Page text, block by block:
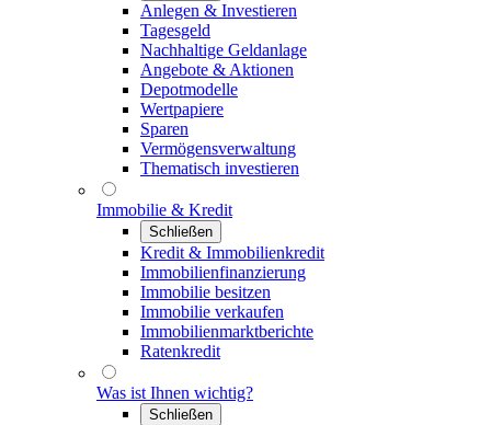
Anlegen & Investieren
Tagesgeld
Nachhaltige Geldanlage
Angebote & Aktionen
Depotmodelle
Wertpapiere
Sparen
Vermögensverwaltung
Thematisch investieren
Immobilie & Kredit
Schließen
Kredit & Immobilienkredit
Immobilienfinanzierung
Immobilie besitzen
Immobilie verkaufen
Immobilienmarktberichte
Ratenkredit
Was ist Ihnen wichtig?
Schließen